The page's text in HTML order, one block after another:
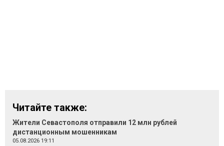
Читайте также:
Жители Севастополя отправили 12 млн рублей
дистанционным мошенникам
05.08.2026 19:11